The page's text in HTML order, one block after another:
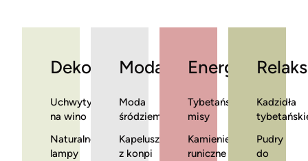
Dekoracje
Uchwyty
na wino
Naturalne
lampy
Moda
Moda
śródziemnomorska
Kapelusze
z konpi
Energia
Tybetańskie
misy
Kamienie
runiczne
Relaks
Kadzidła
Pudry
do